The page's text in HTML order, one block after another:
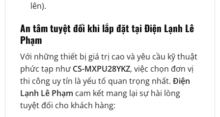
lên).
An tâm tuyệt đối khi lắp đặt tại Điện Lạnh Lê
Phạm
Với những thiết bị giá trị cao và yêu cầu kỹ thuật
phức tạp như CS-MXPU28YKZ, việc chọn đơn vị
thi công uy tín là yếu tố quan trọng nhất. Điện
Lạnh Lê Phạm cam kết mang lại sự hài lòng
tuyệt đối cho khách hàng: